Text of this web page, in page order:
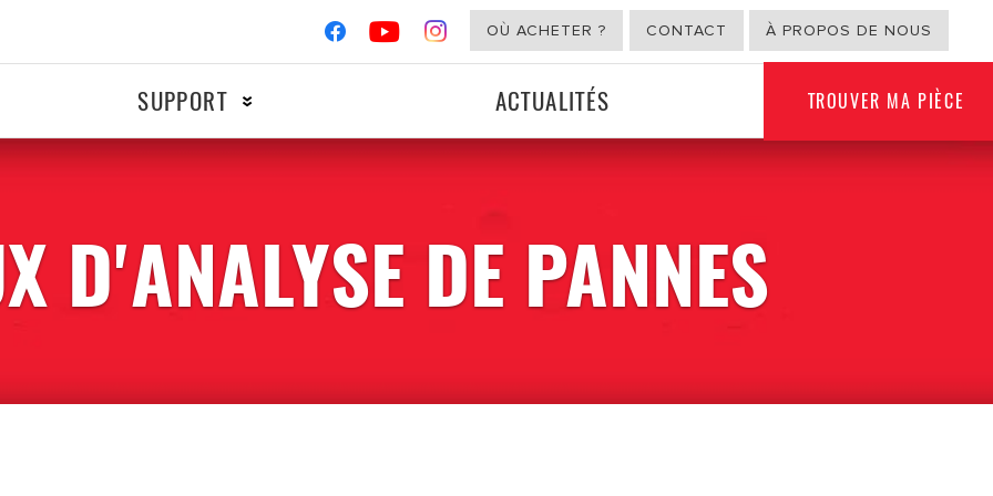
OÙ ACHETER ? CONTACT À PROPOS DE NOUS
MOTOS COMPÉTITION USAGE NON
AUTOMOBILE
SUPPORT
Allumage
Freinage
ACTUALITÉS TROUVER MA PIÈCE
D'ANALYSE DE PANNES